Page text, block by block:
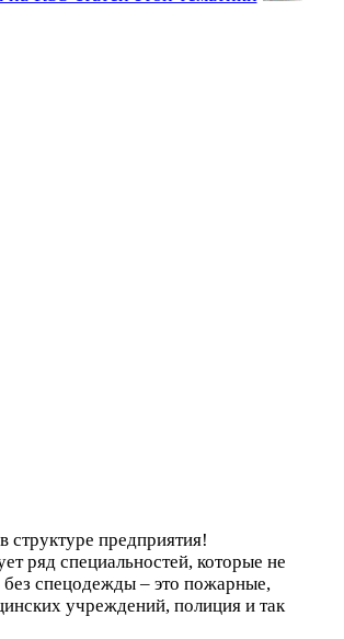
структуре предприятия!
ряд специальностей, которые не
без спецодежды – это пожарные,
учреждений, полиция и так